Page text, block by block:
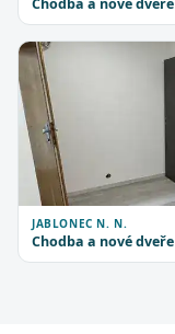
Chodba a nové dveře
JABLONEC N. N.
Chodba a nové dveře